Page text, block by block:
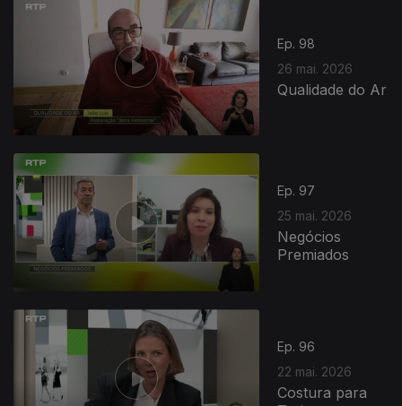
Ep. 98
26 mai. 2026
Qualidade do Ar
Ep. 97
25 mai. 2026
Negócios
Premiados
Ep. 96
22 mai. 2026
Costura para